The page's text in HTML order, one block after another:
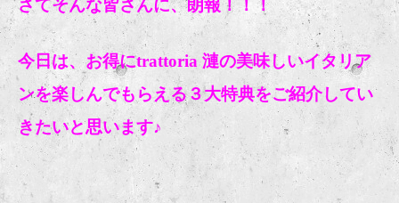
さてそんな皆さんに、朗報！！！
今日は、お得にtrattoria 漣の美味しいイタリア
ンを楽しんでもらえる３大特典をご紹介してい
きたいと思います♪